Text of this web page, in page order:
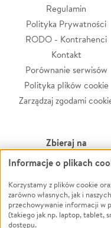
Regulamin
Polityka Prywatności
RODO - Kontrahenci
Kontakt
Porównanie serwisów
Polityka plików cookie
Zarządzaj zgodami
Zbieraj na
Leczenie
Zwierzęta
Pożar
Ukraina
Informacje o plikach
Korzystamy z plików cookie
zarówno własnych, jak i
przechowywanie informacji w
(takiego jak np. laptop, tablet,
dostępu.